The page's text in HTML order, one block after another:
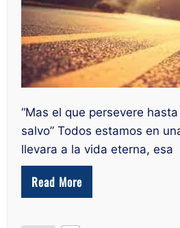
“Mas el que persevere
salvo” Todos estamos en
llevara a la vida eterna, esa
Read More